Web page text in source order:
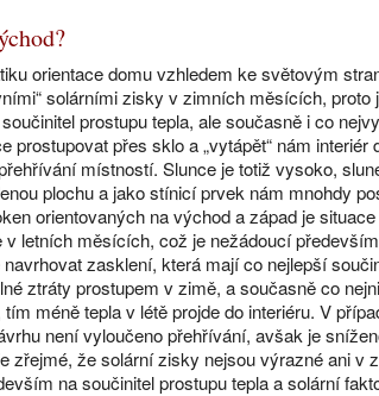
orientace domu vzhledem ke světovým
solárními zisky v zimních měsících,
prostupu tepla, ale současně i co
prostupovat přes sklo a „vytápět“ nám
místností. Slunce je totiž vysoko,
plochu a jako stínicí prvek nám mnohdy
orientovaných na východ a západ je
letních měsících, což je nežádoucí
zasklení, která mají co nejlepší
ztráty prostupem v zimě, a současně co
méně tepla v létě projde do interiéru. V
není vyloučeno přehřívání, avšak je
zřejmé, že solární zisky nejsou výrazné ani v
na součinitel prostupu tepla a solární